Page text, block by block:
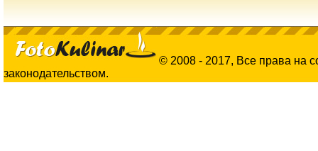
© 2008 - 2017, Все права на
законодательством.